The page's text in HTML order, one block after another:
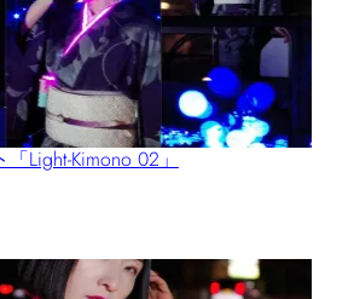
Light-Kimono 02」